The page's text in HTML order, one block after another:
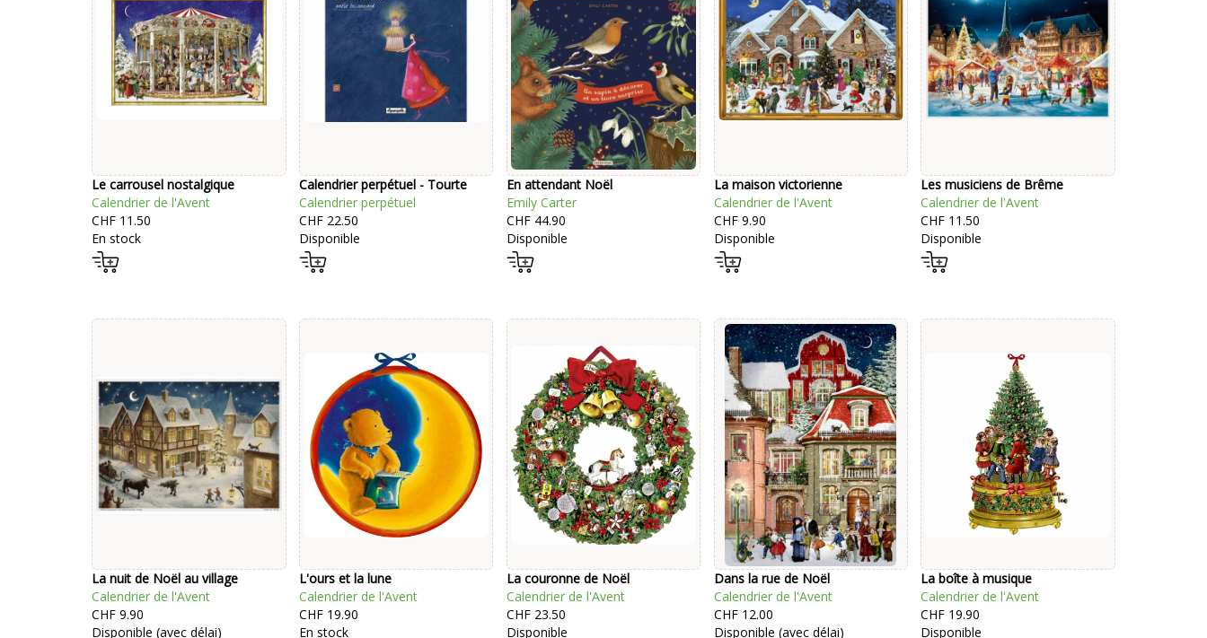
Le carrousel nostalgique
Calendrier de l'Avent
CHF 11.50
En stock
Calendrier perpétuel - Tourte
Calendrier perpétuel
CHF 22.50
Disponible
En attendant Noël
Emily Carter
CHF 44.90
Disponible
La maison victorienne
Calendrier de l'Avent
CHF 9.90
Disponible
Les musiciens de Brême
Calendrier de l'Avent
CHF 11.50
Disponible
La nuit de Noël au village
Calendrier de l'Avent
CHF 9.90
Disponible (avec délai)
L'ours et la lune
Calendrier de l'Avent
CHF 19.90
En stock
La couronne de Noël
Calendrier de l'Avent
CHF 23.50
Disponible
Dans la rue de Noël
Calendrier de l'Avent
CHF 12.00
Disponible (avec délai)
La boîte à musique
Calendrier de l'Avent
CHF 19.90
Disponible